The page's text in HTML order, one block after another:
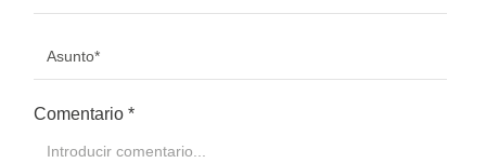
Asunto*
Comentario *